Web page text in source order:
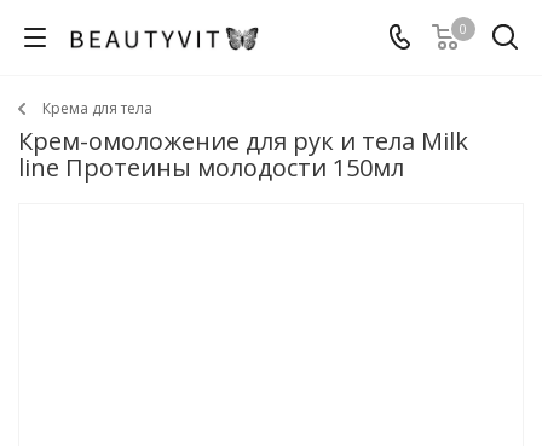
0
Крема для тела
Крем-омоложение для рук и тела Milk
line Протеины молодости 150мл